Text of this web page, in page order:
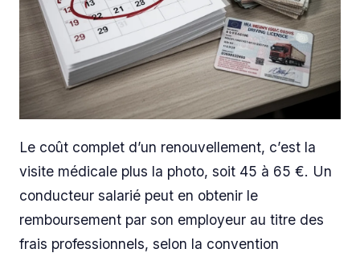
Le coût complet d’un renouvellement, c’est la
visite médicale plus la photo, soit 45 à 65 €. Un
conducteur salarié peut en obtenir le
remboursement par son employeur au titre des
frais professionnels, selon la convention